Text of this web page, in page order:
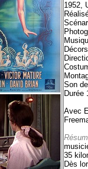
1952,
Son
Durée
Avec
35
Dès